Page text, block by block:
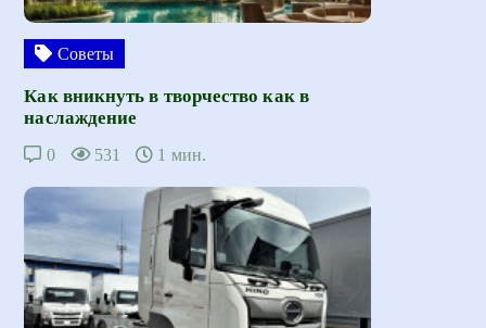
Советы
Как вникнуть в творчество как в
наслаждение
0 531 1 мин.